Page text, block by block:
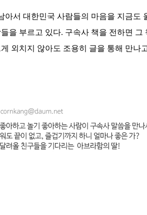
아서 대한민국 사람들의 마음을 지금도
을 부르고 있다. 구속사 책을 전하면 그
게 외치지 않아도 조용히 글을 통해 만나